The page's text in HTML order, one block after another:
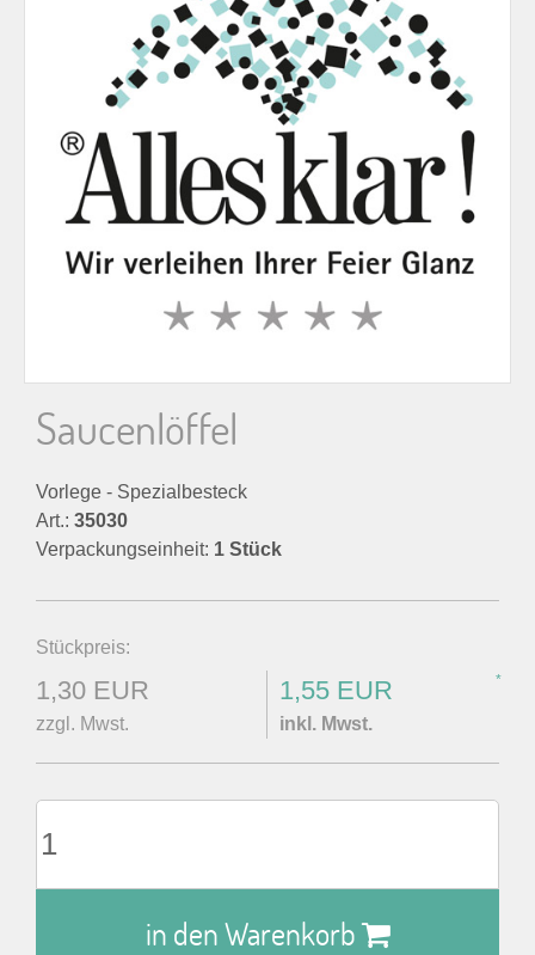
a
h
Saucenlöffel
Vorlege - Spezialbesteck
Art.: 35030
Verpackungseinheit: 1 Stück
Stückpreis:
1,30 EUR
zzgl. Mwst.
1,55 EUR *
inkl. Mwst.
in den Warenkorb